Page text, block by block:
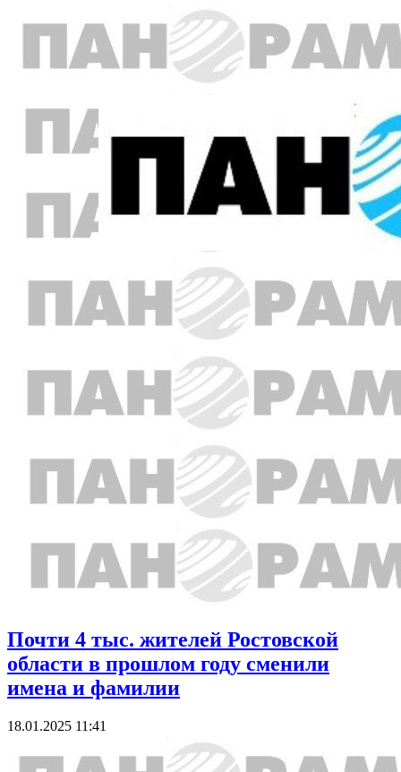
Почти 4 тыс. жителей Ростовской
области в прошлом году сменили
имена и фамилии
18.01.2025 11:41